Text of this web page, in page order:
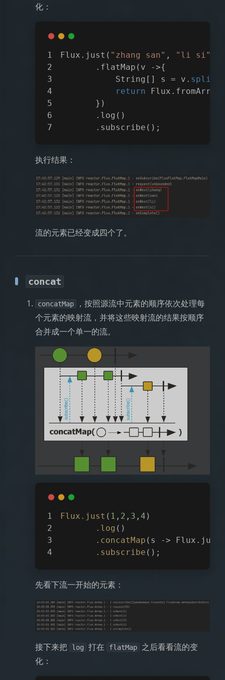
化：
Flux.just( "zhang san" , "li si"
       .flatMap(v ->{
           String[] s = v.
split
return
       })
       .log()
       .subscribe();
执行结果：
流的元素已经变成四个了。
concat
concatMap
，按照源流中元素的顺序依次处理每
个元素的映射流，并将这些映射流的结果按顺序
合并成一个单一的流。
Flux .just ( 1 , 2 , 3 , 4 )
.log ()
.concatMap (s ->
.subscribe ();
先看下流一开始的元素：
接下来把 log 打在 flatMap
之后看看流的变
化：